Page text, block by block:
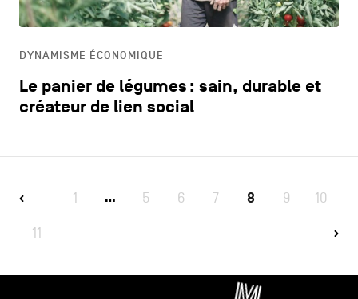
DYNAMISME ÉCONOMIQUE
Le panier de légumes : sain, durable et
créateur de lien social
1 … 5 6 7 8 9 10
11